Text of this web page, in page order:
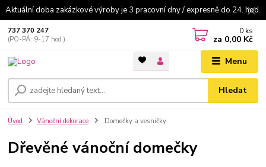
Aktuální doba zakázkové výroby je 3 pracovní dny / expresně do 24. hod.
Menu
Hledat
737 370 247
(PO-PÁ: 9-17 hod.)
0 ks
za 0,00 Kč
Úvod Vánoční dekorace Domečky a vesničky
Dřevěné vánoční domečky